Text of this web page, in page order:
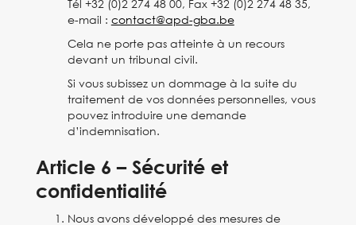
Tél +32 (0)2 274 48 00, Fax +32 (0)2 274 48 35,
e-mail : contact@apd-gba.be
Cela ne porte pas atteinte à un recours
devant un tribunal civil.
Si vous subissez un dommage à la suite du
traitement de vos données personnelles, vous
pouvez introduire une demande
d’indemnisation.
Article 6 – Sécurité et
confidentialité
Nous avons développé des mesures de